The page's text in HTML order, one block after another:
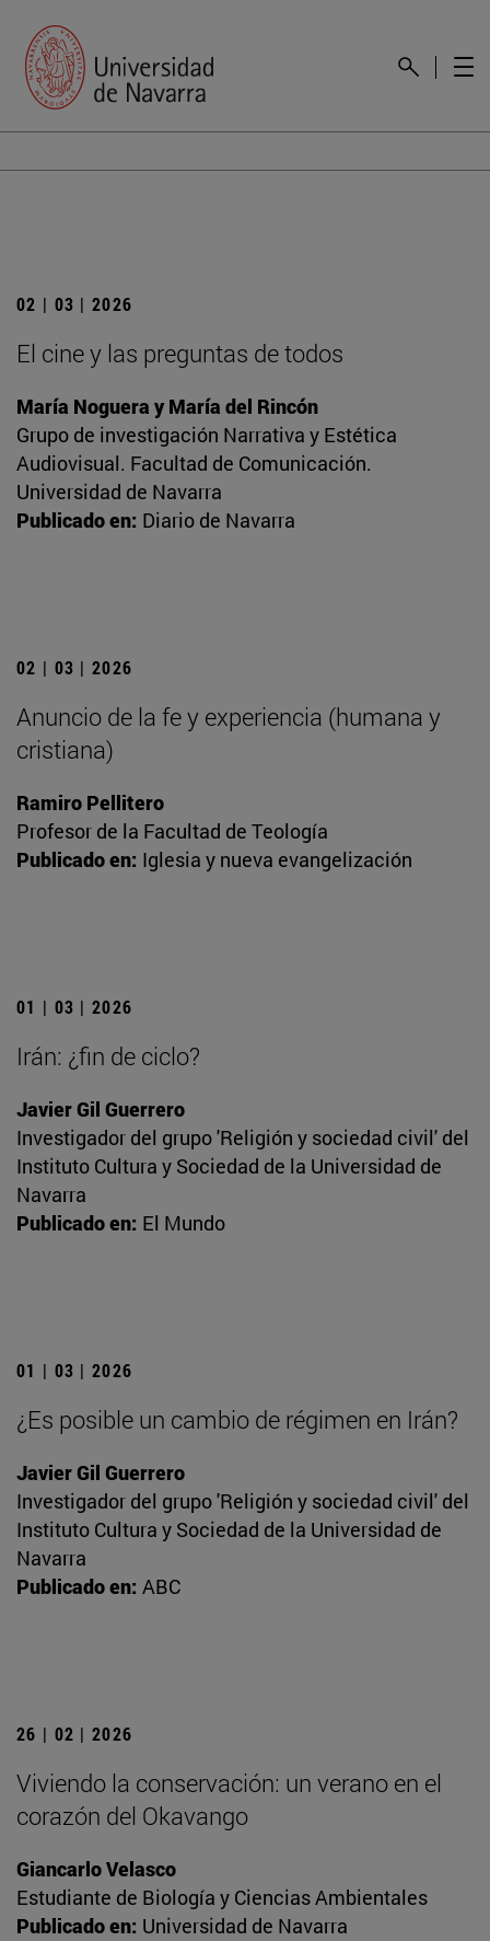
02 | 03 | 2026
El cine y las preguntas de todos
María Noguera y María del Rincón
Grupo de investigación Narrativa y Estética
Audiovisual. Facultad de Comunicación.
Universidad de Navarra
Publicado en: Diario de Navarra
02 | 03 | 2026
Anuncio de la fe y experiencia (humana y
cristiana)
Ramiro Pellitero
Profesor de la Facultad de Teología
Publicado en: Iglesia y nueva evangelización
01 | 03 | 2026
Irán: ¿fin de ciclo?
Javier Gil Guerrero
Investigador del grupo 'Religión y sociedad civil' del
Instituto Cultura y Sociedad de la Universidad de
Navarra
Publicado en: El Mundo
01 | 03 | 2026
¿Es posible un cambio de régimen en Irán?
Javier Gil Guerrero
Investigador del grupo 'Religión y sociedad civil' del
Instituto Cultura y Sociedad de la Universidad de
Navarra
Publicado en: ABC
26 | 02 | 2026
Viviendo la conservación: un verano en el
corazón del Okavango
Giancarlo Velasco
Estudiante de Biología y Ciencias Ambientales
Publicado en: Universidad de Navarra